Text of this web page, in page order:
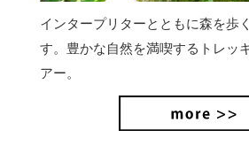
インタープリターとともに森を歩
す。豊かな自然を満喫するトレッ
アー。